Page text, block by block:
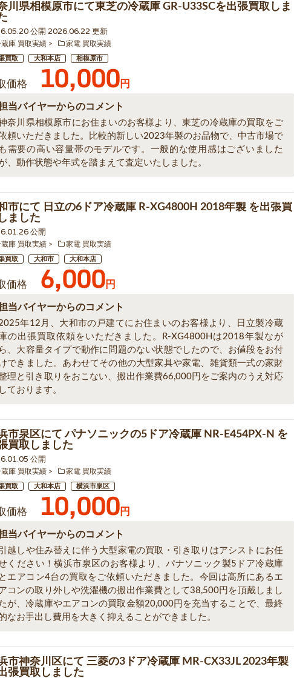
川県相模原市にて東芝の冷蔵庫 GR-U33SCを出張買取しま
公開 2026.06.22 更新
蔵庫 買取実績 家電 買取実績
買取 大和本店 相模原市
価格 10,000円
当バイヤーからのコメント
奈川県相模原市にお住まいのお客様より、東芝の冷蔵庫の買取をご
頼いただきました。比較的新しい2023年製のお品物で、中古市場で
も需要の高い容量帯のモデルです。一般的な使用感はございました
、動作状態や年式を踏まえて査定いたしました。
市にて 日立の6ドア冷蔵庫 R-XG4800H 2018年製 を出張買
ました
公開
蔵庫 買取実績 家電 買取実績
買取 大和市 大和本店
価格 6,000円
当バイヤーからのコメント
年12月、大和市の戸建てにお住まいのお客様より、日立製冷蔵
の出張買取依頼をいただきました。R-XG4800Hは2018年製なが
ら、大容量タイプで動作に問題のない状態でしたので、お値段をお付
できました。あわせてその他の大型家具や家電、雑貨類一式の家財
理と引き取りをおこない、搬出作業費66,000円をご案内のうえ対応
しております。
市泉区にて パナソニックの5ドア冷蔵庫 NR-E454PX-N を
買取しました
公開
蔵庫 買取実績 家電 買取実績
買取 大和本店 横浜市泉区
価格 10,000円
当バイヤーからのコメント
越しや住み替えに伴う大型家電の買取・引き取りはアシストにお任
ください！横浜市泉区のお客様より、パナソニック製5ドア冷蔵庫
とエアコン4台の買取をご依頼いただきました。今回は高所にあるエ
コンの取り外しや洗濯機の搬出作業費として38,500円を頂戴しまし
が、冷蔵庫やエアコンの買取金額20,000円を充当することで、最終
なお手出し費用を大きく抑えることができました。
市神奈川区にて 三菱の3ドア冷蔵庫 MR-CX33JL 2023年製
張買取しました